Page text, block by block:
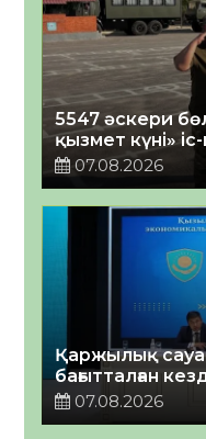
5547 әскери
қызмет күні»
07.08.2026
Қаржылық
бағытталған
07.08.2026